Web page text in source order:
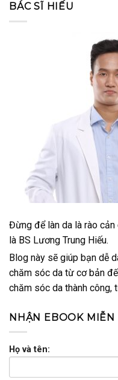
BÁC SĨ HIẾU
Đừng để làn da là rào cản
là BS Lương Trung Hiếu.
Blog này sẽ giúp bạn dễ
chăm sóc da từ cơ bản
chăm sóc da thành công,
NHẬN EBOOK
Họ và tên: